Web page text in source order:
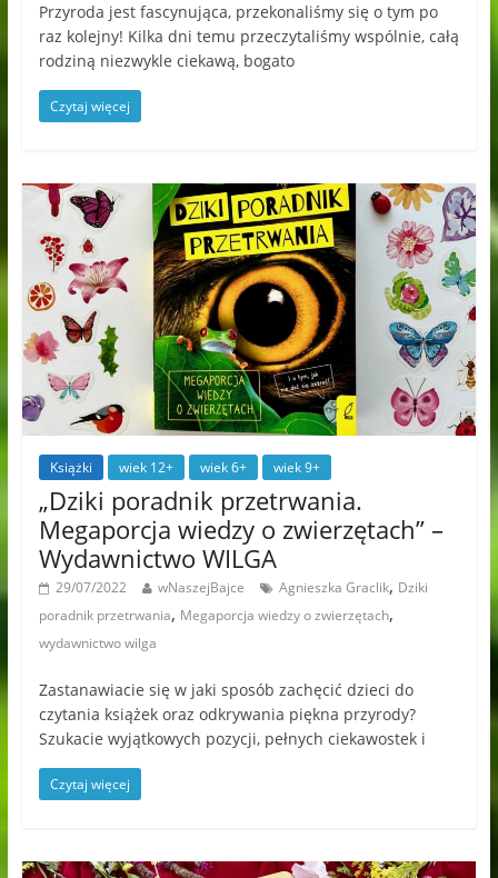
Przyroda jest fascynująca, przekonaliśmy się o tym po
raz kolejny! Kilka dni temu przeczytaliśmy wspólnie, całą
rodziną niezwykle ciekawą, bogato
Czytaj więcej
Książki wiek 12+ wiek 6+ wiek 9+
„Dziki poradnik przetrwania.
Megaporcja wiedzy o zwierzętach” –
Wydawnictwo WILGA
29/07/2022 wNaszejBajce Agnieszka Graclik, Dziki
poradnik przetrwania, Megaporcja wiedzy o zwierzętach,
wydawnictwo wilga
Zastanawiacie się w jaki sposób zachęcić dzieci do
czytania książek oraz odkrywania piękna przyrody?
Szukacie wyjątkowych pozycji, pełnych ciekawostek i
Czytaj więcej